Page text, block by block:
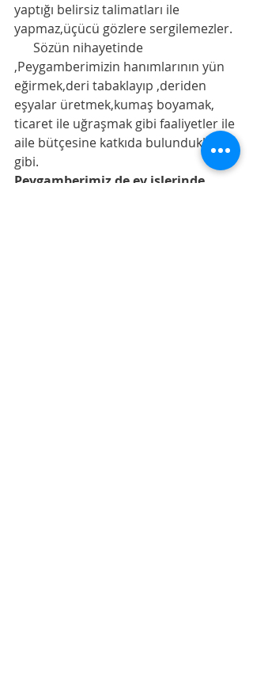
yaptığı belirsiz talimatları ile
yapmaz,üçücü gözlere sergilemezler.
,Peygamberimizin hanımlarının yün
eğirmek,deri tabaklayıp ,deriden
eşyalar üretmek,kumaş boyamak,
ticaret ile uğraşmak gibi faaliyetler ile
aile bütçesine katkıda bulundukları
gibi.
Peygamberimiz de ev işlerinde